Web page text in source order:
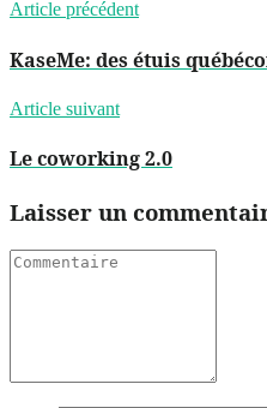
Article précédent
KaseMe: des étuis
Article suivant
Le coworking 2.0
Laisser un